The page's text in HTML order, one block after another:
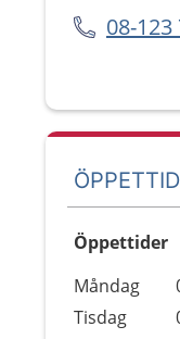
08-123
Öppettider
Dag
Öppettider
Måndag
Tisdag